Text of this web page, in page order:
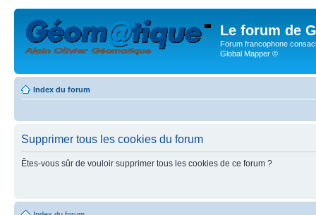
Le forum de
Forum francophone
Global Mapper ©
Index du forum
Supprimer tous les cookies du forum
Êtes-vous sûr de vouloir supprimer tous les cookies de ce forum ?